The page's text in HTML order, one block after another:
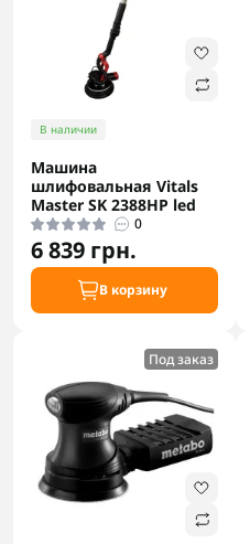
В наличии
Машина
шлифовальная Vitals
Master SK 2388HP led
0
6 839 грн.
В корзину
Под заказ